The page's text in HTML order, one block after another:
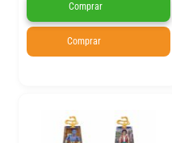
Comprar
Comprar